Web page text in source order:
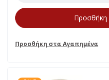
Προσθήκη